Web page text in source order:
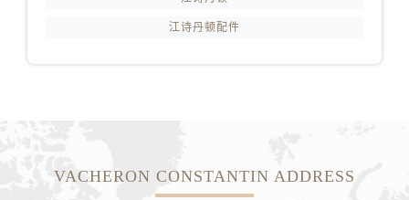
江诗丹顿配件
VACHERON CONSTANTIN ADDRESS